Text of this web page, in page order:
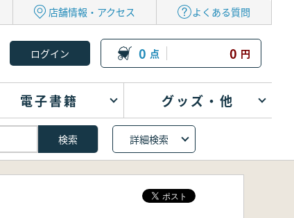
店舗情報・アクセス よくある質問
0 点 0 円
電子書籍 グッズ・他
詳細検索